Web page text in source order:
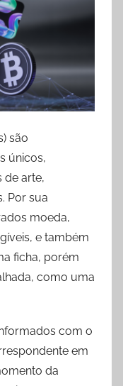
são
únicos,
de arte,
Por sua
moeda,
e também
ficha, porém
como uma
com o
em
da